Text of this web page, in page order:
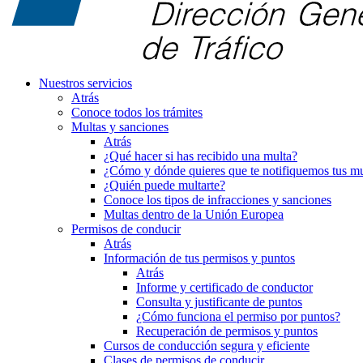
Nuestros servicios
Atrás
Conoce todos los trámites
Multas y sanciones
Atrás
¿Qué hacer si has recibido una multa?
¿Cómo y dónde quieres que te notifiquemos tus
¿Quién puede multarte?
Conoce los tipos de infracciones y sanciones
Multas dentro de la Unión Europea
Permisos de conducir
Atrás
Información de tus permisos y puntos
Atrás
Informe y certificado de conductor
Consulta y justificante de puntos
¿Cómo funciona el permiso por puntos?
Recuperación de permisos y puntos
Cursos de conducción segura y eficiente